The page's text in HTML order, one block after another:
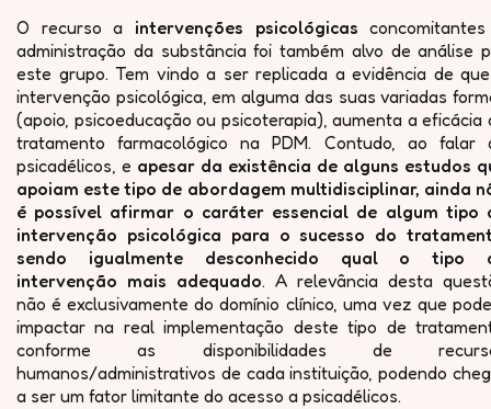
O recurso a intervenções psicológicas
administração da substância foi também alvo de análise
este grupo. Tem vindo a ser replicada a evidência de
intervenção psicológica, em alguma das suas variadas
(apoio, psicoeducação ou psicoterapia), aumenta a eficácia
tratamento farmacológico na PDM. Contudo, ao falar
psicadélicos, e apesar da existência de alguns estudos
apoiam este tipo de abordagem multidisciplinar, ainda
é possível afirmar o caráter essencial de algum tipo
intervenção psicológica para o sucesso do
sendo igualmente desconhecido qual o tipo
intervenção mais adequado. A relevância desta
não é exclusivamente do domínio clínico, uma vez que
impactar na real implementação deste tipo de
conforme as disponibilidades de
humanos/administrativos de cada instituição, podendo
a ser um fator limitante do acesso a psicadélicos.